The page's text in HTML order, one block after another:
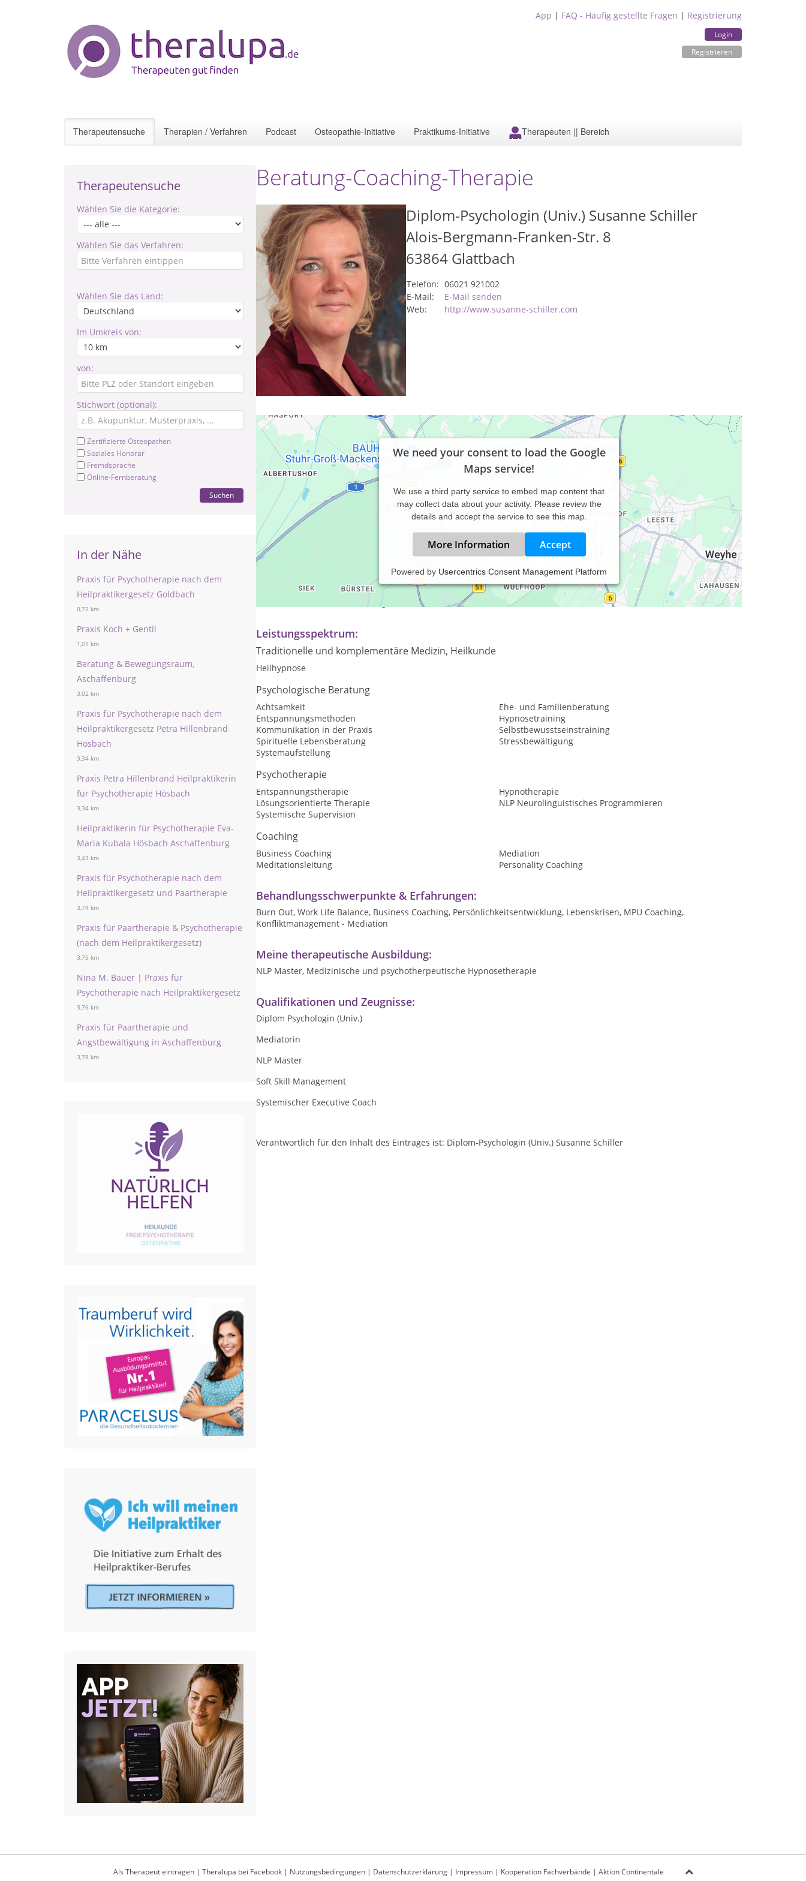
App | FAQ - Häufig gestellte Fragen | Registrierung
Login
Registrieren
Therapeutensuche Therapien / Verfahren Podcast Osteopathie-Initiative Praktikums-Initiative Therapeuten || Bereich
Therapeutensuche
Wählen Sie die Kategorie:
Wählen Sie das Verfahren:
Wählen Sie das Land:
Im Umkreis von:
von:
Stichwort (optional):
Zertifizierte Osteopathen
Soziales Honorar
Fremdsprache
Online-Fernberatung
Suchen
In der Nähe
Praxis für Psychotherapie nach dem
Heilpraktikergesetz Goldbach
0,72 km
Praxis Koch + Gentil
1,01 km
Beratung & Bewegungsraum,
Aschaffenburg
3,02 km
Praxis für Psychotherapie nach dem
Heilpraktikergesetz Petra Hillenbrand
Hösbach
3,34 km
Praxis Petra Hillenbrand Heilpraktikerin
für Psychotherapie Hösbach
3,34 km
Heilpraktikerin für Psychotherapie Eva-
Maria Kubala Hösbach Aschaffenburg
3,43 km
Praxis für Psychotherapie nach dem
Heilpraktikergesetz und Paartherapie
3,74 km
Praxis für Paartherapie & Psychotherapie
(nach dem Heilpraktikergesetz)
3,75 km
Nina M. Bauer | Praxis für
Psychotherapie nach Heilpraktikergesetz
3,76 km
Praxis für Paartherapie und
Angstbewältigung in Aschaffenburg
3,78 km
Beratung-Coaching-Therapie
Diplom-Psychologin (Univ.) Susanne Schiller
Alois-Bergmann-Franken-Str. 8
63864 Glattbach
Telefon: 06021 921002
E-Mail:
E-Mail senden
Web:
http://www.susanne-schiller.com
We need your consent to load the Google
Maps service!
We use a third party service to embed map content that
may collect data about your activity. Please review the
details and accept the service to see this map.
More Information Accept
Powered by Usercentrics Consent Management Platform
Praxiszeiten:
Termine nur nach Vereinbarung
Leistungsspektrum:
Traditionelle und komplementäre Medizin, Heilkunde
Heilhypnose
Psychologische Beratung
Achtsamkeit
Ehe- und Familienberatung
Entspannungsmethoden
Hypnosetraining
Kommunikation in der Praxis
Selbstbewusstseinstraining
Spirituelle Lebensberatung
Stressbewältigung
Systemaufstellung
Psychotherapie
Entspannungstherapie
Hypnotherapie
Lösungsorientierte Therapie
NLP Neurolinguistisches Programmieren
Systemische Supervision
Coaching
Business Coaching
Mediation
Meditationsleitung
Personality Coaching
Behandlungsschwerpunkte & Erfahrungen:
Burn Out, Work Life Balance, Business Coaching, Persönlichkeitsentwicklung, Lebenskrisen, MPU Coaching,
Konfliktmanagement - Mediation
Meine therapeutische Ausbildung:
NLP Master, Medizinische und psychotherpeutische Hypnosetherapie
Qualifikationen und Zeugnisse:
Diplom Psychologin (Univ.)
Mediatorin
NLP Master
Soft Skill Management
Systemischer Executive Coach
Verantwortlich für den Inhalt des Eintrages ist: Diplom-Psychologin (Univ.) Susanne Schiller
Als Therapeut eintragen| Theralupa bei Facebook| Nutzungsbedingungen| Datenschutzerklärung| Impressum| Kooperation Fachverbände | Aktion Continentale